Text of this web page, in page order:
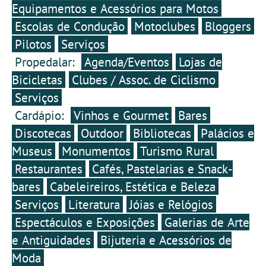
melhor e era ele o
vencedor do dia três da
Grandíssima. Festa no
Anicolor/Campicarn.
Equipamentos e Acessórios para Motos
Escolas de Condução
Motoclubes
Bloggers
Pilotos
Serviços
Propedalar: Agenda/Eventos
Lojas de
Bicicletas
Clubes / Assoc. de Ciclismo
Serviços
Cardápio: Vinhos e Gourmet
Bares
Discotecas
Outdoor Bibliotecas
Palácios e
Museus
Monumentos
Turismo Rural
Restaurantes
Cafés, Pastelarias e Snack-
bares
Cabeleireiros, Estética e Beleza
Serviços
Literatura
Jóias e Relógios
Espectáculos e Exposições
Galerias de Arte
e Antiguidades
Bijuteria e Acessórios de
Moda